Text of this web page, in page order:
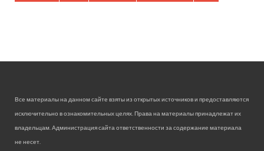
Все материалы на данном сайте взяты из открытых источников и предоставляются
исключительно в ознакомительных целях. Права на материалы принадлежат их
владельцам. Администрация сайта ответственности за содержание материала
не несет.